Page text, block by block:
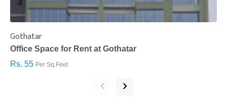
Gothatar
Office Space for Rent at Gothatar
Rs. 55 Per Sq.Feet
‹ ›